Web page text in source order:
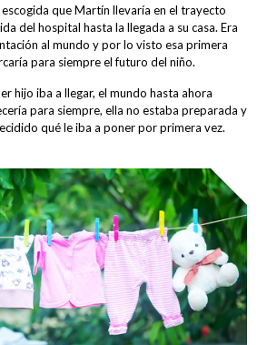
que Martín llevaría en el trayecto
del hospital hasta la llegada a su casa. Era
al mundo y por lo visto esa primera
para siempre el futuro del niño.
hijo iba a llegar, el mundo hasta ahora
para siempre, ella no estaba preparada y
qué le iba a poner por primera vez.